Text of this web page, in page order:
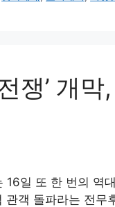
쟁’ 개
16일 또 한 번의 역
객 돌파라는 전